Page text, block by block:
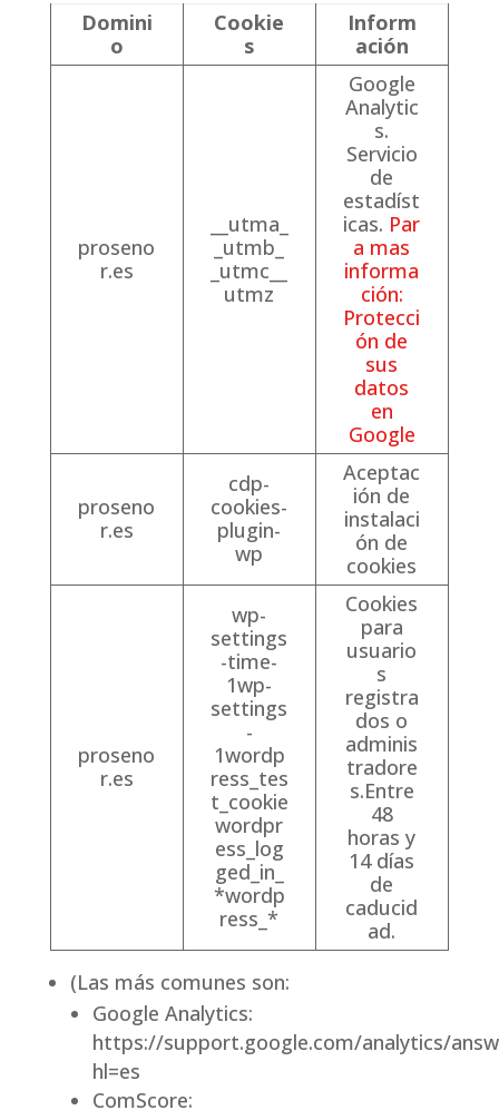
Domini
o
Cookie
s
Inform
ación
proseno
r.es
__utma_
_utmb_
_utmc__
utmz
Google
Analytic
s.
Servicio
de
estadíst
icas. Par
a mas
informa
ción:
Protecci
ón de
sus
datos
en
Google
proseno
r.es
cdp-
cookies-
plugin-
wp
Aceptac
ión de
instalaci
ón de
cookies
proseno
r.es
wp-
settings
-time-
1wp-
settings
-
1wordp
ress_tes
t_cookie
wordpr
ess_log
ged_in_
*wordp
ress_*
Cookies
para
usuario
s
registra
dos o
adminis
tradore
s.Entre
48
horas y
14 días
de
caducid
ad.
(Las más comunes son:
Google Analytics:
https://support.google.com/analytics/
hl=es
ComScore: